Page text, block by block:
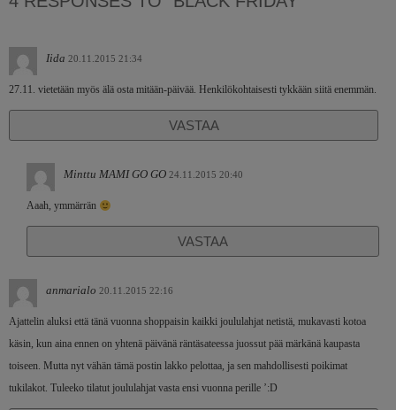
Iida 20.11.2015 21:34
27.11. vietetään myös älä osta mitään-päivää. Henkilökohtaisesti tykkään siitä enemmän.
VASTAA
Minttu MAMI GO GO 24.11.2015 20:40
Aaah, ymmärrän
VASTAA
anmarialo 20.11.2015 22:16
Ajattelin aluksi että tänä vuonna shoppaisin kaikki joululahjat netistä, mukavasti kotoa
käsin, kun aina ennen on yhtenä päivänä räntäsateessa juossut pää märkänä kaupasta
toiseen. Mutta nyt vähän tämä postin lakko pelottaa, ja sen mahdollisesti poikimat
tukilakot. Tuleeko tilatut joululahjat vasta ensi vuonna perille ’:D